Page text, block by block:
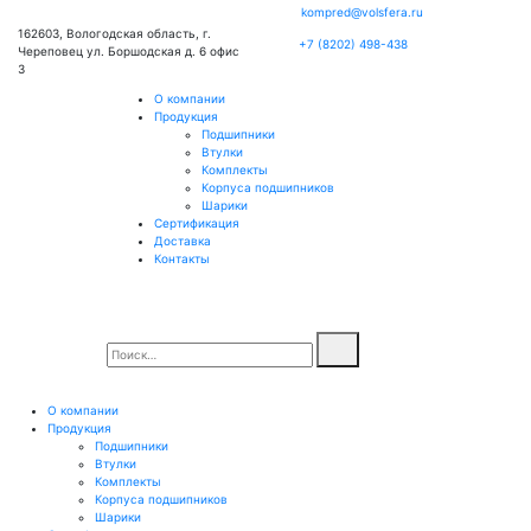
162603, Вологодская область, г.
Череповец ул. Боршодская д. 6 офис
3
kompred@volsfera.ru
+7 (8202) 498-438
О компании
Продукция
Подшипники
Втулки
Комплекты
Корпуса подшипников
Шарики
Сертификация
Доставка
Контакты
О компании
Продукция
Подшипники
Втулки
Комплекты
Корпуса подшипников
Шарики